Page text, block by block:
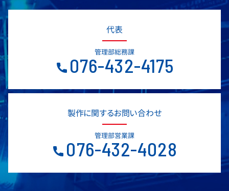
代表
管理部総務課
076-432-4175
製作に関するお問い合わせ
管理部営業課
076-432-4028